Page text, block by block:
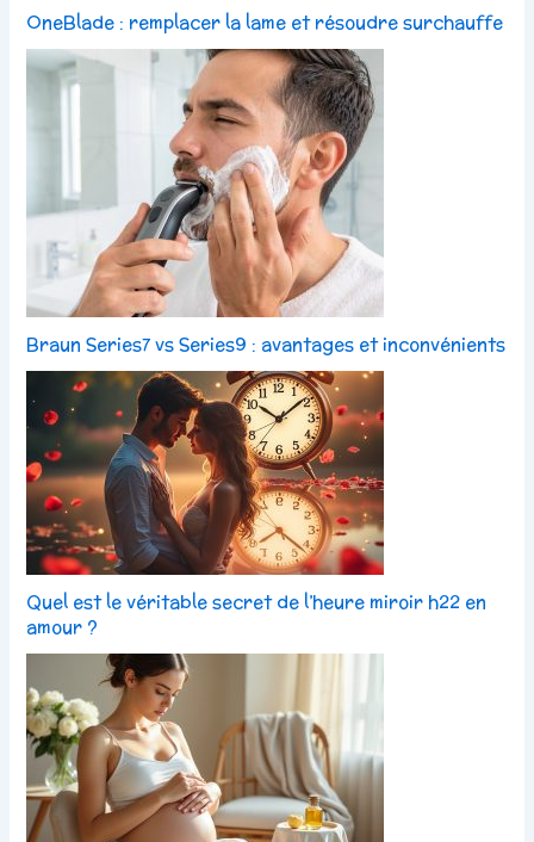
OneBlade : remplacer la lame et résoudre surchauffe
Braun Series7 vs Series9 : avantages et inconvénients
Quel est le véritable secret de l’heure miroir h22 en
amour ?